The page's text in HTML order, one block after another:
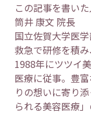
この記事を書い
筒井 康文 院長
国立佐賀大学医
救急で研修を積
1988年にツツイ
医療に従事。豊
りの想いに寄り
られる美容医療